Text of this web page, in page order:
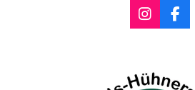
I
n
a
g
F
a
o